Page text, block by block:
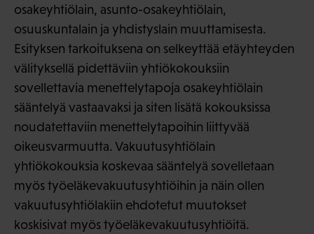
osakeyhtiölain, asunto-osakeyhtiölain,
osuuskuntalain ja yhdistyslain muuttamisesta.
Esityksen tarkoituksena on selkeyttää etäyhteyden
välityksellä pidettäviin yhtiökokouksiin
sovellettavia menettelytapoja osakeyhtiölain
sääntelyä vastaavaksi ja siten lisätä kokouksissa
noudatettaviin menettelytapoihin liittyvää
oikeusvarmuutta. Vakuutusyhtiölain
yhtiökokouksia koskevaa sääntelyä sovelletaan
myös työeläkevakuutusyhtiöihin ja näin ollen
vakuutusyhtiölakiin ehdotetut muutokset
koskisivat myös työeläkevakuutusyhtiöitä.